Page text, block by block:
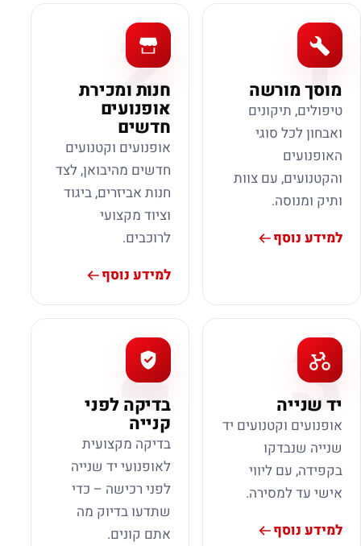
1
מוסך מורשה
טיפולים, תיקונים
ואבחון לכל סוגי
האופנועים
והקטנועים, עם צוות
ותיק ומנוסה.
למידע נוסף
2
חנות ומכירת
אופנועים
חדשים
אופנועים וקטנועים
חדשים מהיבואן, לצד
חנות אביזרים, ביגוד
וציוד מקצועי
לרוכבים.
למידע נוסף
3
יד שנייה
אופנועים וקטנועים יד
שנייה שנבדקו
בקפידה, עם ליווי
אישי עד למסירה.
למידע נוסף
4
בדיקה לפני
קנייה
בדיקה מקצועית
לאופנועי יד שנייה
לפני רכישה – כדי
שתדעו בדיוק מה
אתם קונים.